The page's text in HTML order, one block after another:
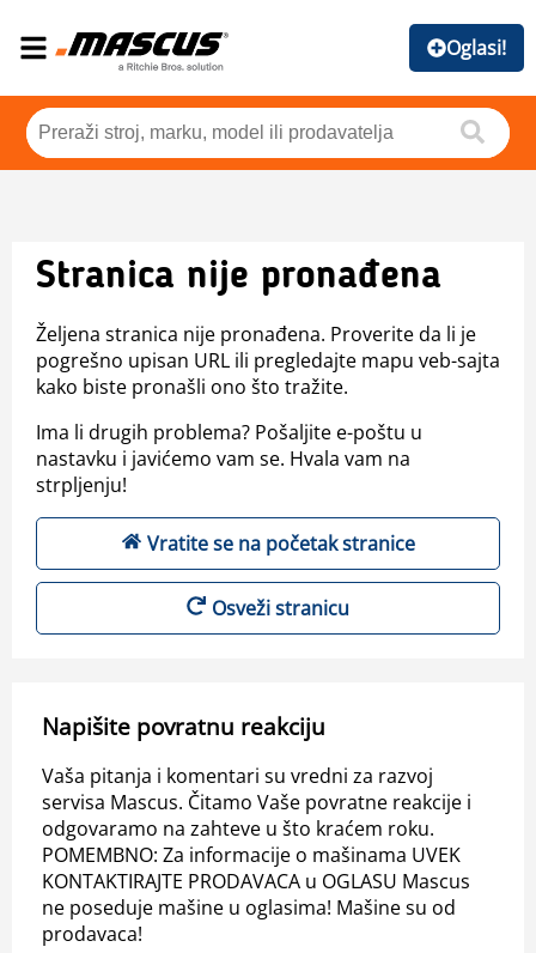
Oglasi!
Stranica nije pronađena
Željena stranica nije pronađena. Proverite da li je
pogrešno upisan URL ili pregledajte mapu veb-sajta
kako biste pronašli ono što tražite.
Ima li drugih problema? Pošaljite e-poštu u
nastavku i javićemo vam se. Hvala vam na
strpljenju!
Vratite se na početak stranice
Osveži stranicu
Napišite povratnu reakciju
Vaša pitanja i komentari su vredni za razvoj
servisa Mascus. Čitamo Vaše povratne reakcije i
odgovaramo na zahteve u što kraćem roku.
POMEMBNO: Za informacije o mašinama UVEK
KONTAKTIRAJTE PRODAVACA u OGLASU Mascus
ne poseduje mašine u oglasima! Mašine su od
prodavaca!